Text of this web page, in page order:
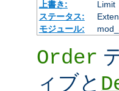
上書き:
Limit
ステータス:
モジュール:
Order
ィブと